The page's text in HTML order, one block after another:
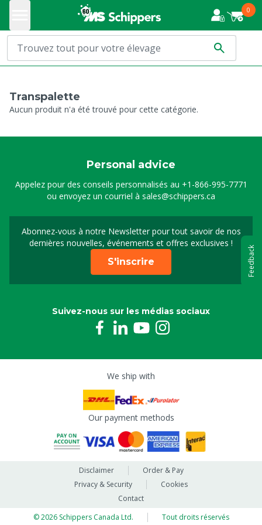
0
Transpalette
Aucun produit n'a été trouvé pour cette catégorie.
Personal advice
Appelez pour des conseils personnalisés au +1-866-995-7771
ou envoyez un courriel à sales@schippers.ca
Abonnez-vous à notre Newsletter pour tout savoir de nos
dernières nouvelles, événements et offres exclusives !
Sign up for our
S'inscrire
Suivez-nous sur les médias sociaux
We ship with
Our payment methods
Disclaimer
Order & Pay
Privacy & Security
Cookies
Contact
© 2026 Schippers Canada Ltd.
Tout droits réservés
Feedback